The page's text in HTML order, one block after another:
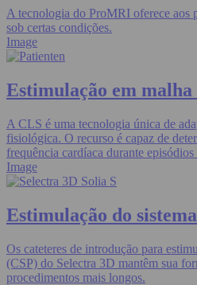
A tecnologia do ProMRI oferece aos
sob certas condições.
Image
Estimulação em
A CLS é uma tecnologia única de
fisiológica. O recurso é capaz de
frequência cardíaca durante
Image
Estimulação do
Os cateteres de introdução para
(CSP) do Selectra 3D mantêm sua
procedimentos mais longos.